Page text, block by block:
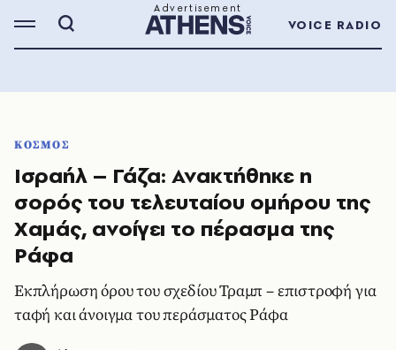
VOICE RADIO
ΚΟΣΜΟΣ
Ισραήλ – Γάζα: Ανακτήθηκε η
σορός του τελευταίου ομήρου της
Χαμάς, ανοίγει το πέρασμα της
Ράφα
Εκπλήρωση όρου του σχεδίου Τραμπ – επιστροφή για
ταφή και άνοιγμα του περάσματος Ράφα